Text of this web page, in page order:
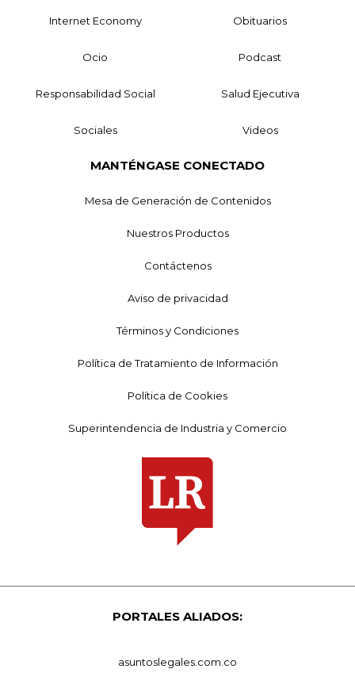
Internet Economy Obituarios
Ocio Podcast
Responsabilidad Social Salud Ejecutiva
Sociales Videos
MANTÉNGASE CONECTADO
Mesa de Generación de Contenidos
Nuestros Productos
Contáctenos
Aviso de privacidad
Términos y Condiciones
Política de Tratamiento de Información
Política de Cookies
Superintendencia de Industria y Comercio
PORTALES ALIADOS:
asuntoslegales.com.co